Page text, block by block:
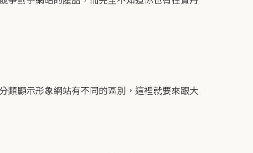
類顯示形象網站有不同的區別，這裡就要來跟大